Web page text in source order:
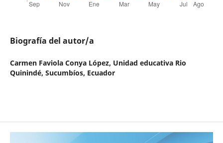
Biografía del autor/a
Carmen Faviola Conya López, Unidad educativa Rio
Quinindé, Sucumbíos, Ecuador